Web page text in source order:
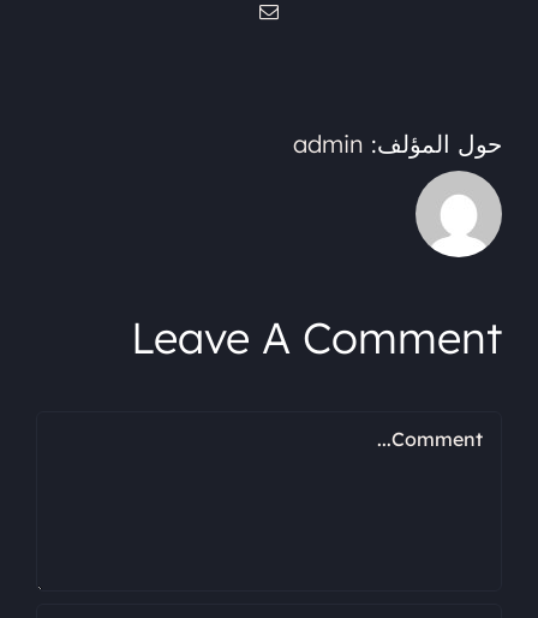
البريد
حول المؤلف: admin
Leave A Comment